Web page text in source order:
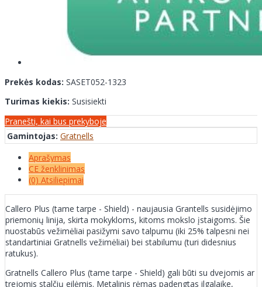
Prekės kodas: SASET052-1323
Turimas kiekis: Susisiekti
Pranešti, kai bus prekyboje
Gamintojas: Gratnells
Aprašymas
CE ženklinimas
(0) Atsiliepimai
Callero Plus (tame tarpe - Shield) - naujausia Grantells susidėjimo
priemonių linija, skirta mokykloms, kitoms mokslo įstaigoms. Šie
nuostabūs vežimėliai pasižymi savo talpumu (iki 25% talpesni nei
standartiniai Gratnells vežimėliai) bei stabilumu (turi didesnius
ratukus).
Gratnells Callero Plus (tame tarpe - Shield) gali būti su dvejomis ar
trejomis stalčių eilėmis. Metalinis rėmas padengtas ilgalaike,